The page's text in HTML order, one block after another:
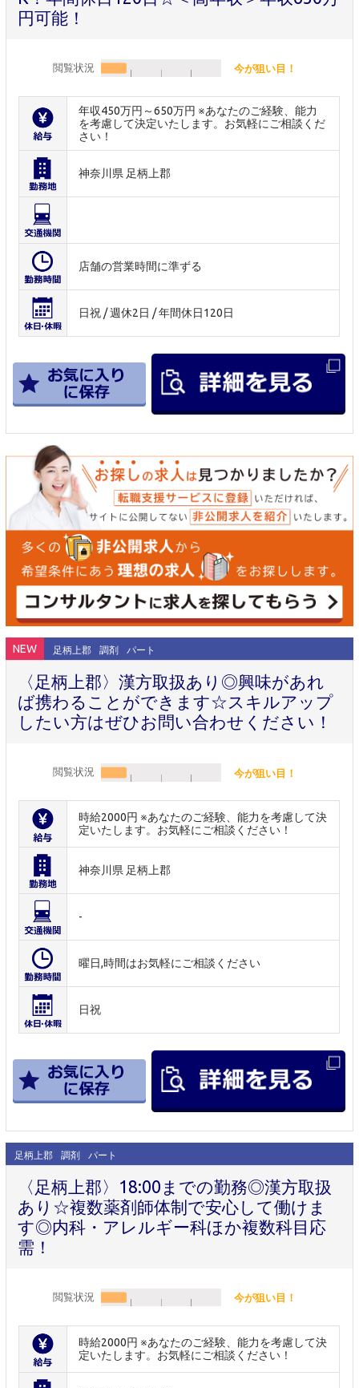
円可能！
閲覧状況 今が狙い目！
年収450万円～650万円 ※あなたのご経験、能力
を考慮して決定いたします。お気軽にご相談くだ
さい！
神奈川県 足柄上郡
店舗の営業時間に準ずる
日祝 / 週休2日 / 年間休日120日
NEW 足柄上郡 調剤 パート
〈足柄上郡〉漢方取扱あり◎興味があれ
ば携わることができます☆スキルアップ
したい方はぜひお問い合わせください！
閲覧状況 今が狙い目！
時給2000円 ※あなたのご経験、能力を考慮して決
定いたします。お気軽にご相談ください！
神奈川県 足柄上郡
-
曜日,時間はお気軽にご相談ください
日祝
足柄上郡 調剤 パート
〈足柄上郡〉18:00までの勤務◎漢方取扱
あり☆複数薬剤師体制で安心して働けま
す◎内科・アレルギー科ほか複数科目応
需！
閲覧状況 今が狙い目！
時給2000円 ※あなたのご経験、能力を考慮して決
定いたします。お気軽にご相談ください！